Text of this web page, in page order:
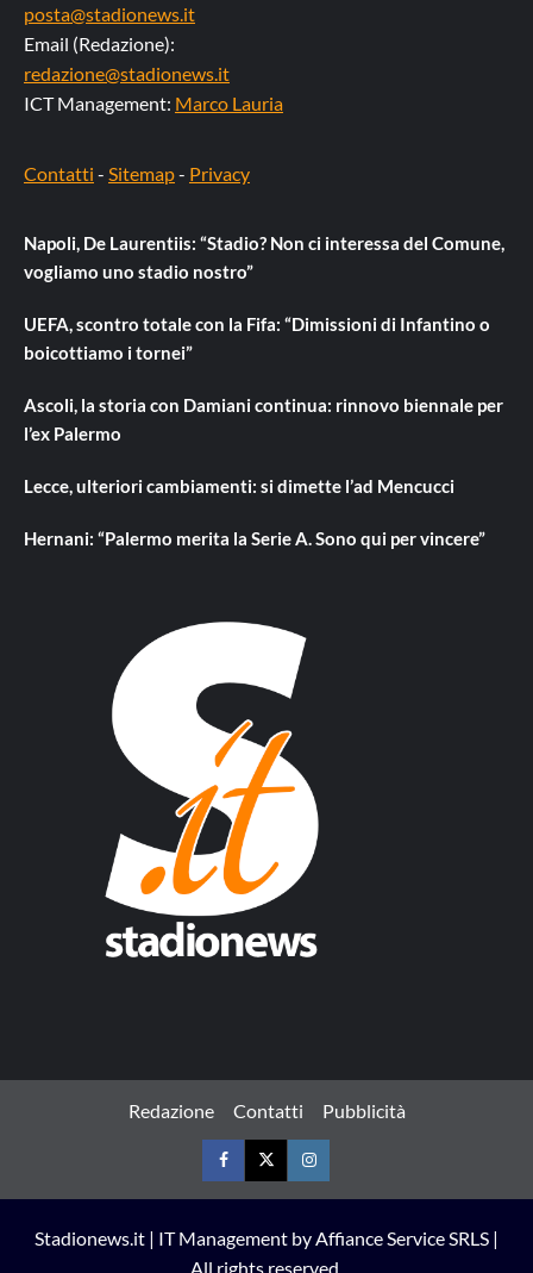
posta@stadionews.it
Email (Redazione):
redazione@stadionews.it
ICT Management: Marco Lauria
Contatti - Sitemap- Privacy
Napoli, De Laurentiis: “Stadio? Non ci interessa del Comune,
vogliamo uno stadio nostro”
UEFA, scontro totale con la Fifa: “Dimissioni di Infantino o
boicottiamo i tornei”
Ascoli, la storia con Damiani continua: rinnovo biennale per
l’ex Palermo
Lecce, ulteriori cambiamenti: si dimette l’ad Mencucci
Hernani: “Palermo merita la Serie A. Sono qui per vincere”
Redazione Contatti Pubblicità
FacebookTwitterInstagram
Stadionews.it | IT Management by Affiance Service SRLS |
All rights reserved.